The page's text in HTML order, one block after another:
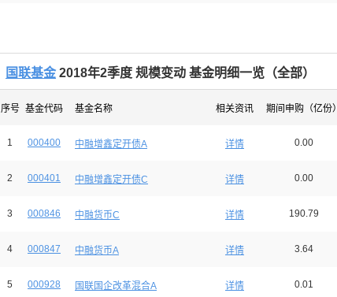
国联基金 2018年2季度 规模变动 基金明细一览（全部）
序号 基金代码 基金名称 相关资讯 期间申购（亿份）
1 000400 中融增鑫定开债A 详情 0.00
2 000401 中融增鑫定开债C 详情 0.00
3 000846 中融货币C 详情 190.79
4 000847 中融货币A 详情 3.64
5 000928 国联国企改革混合A 详情 0.01